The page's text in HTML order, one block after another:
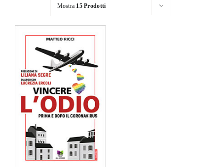
Le Collane
Catalogo
Mostra 15 Prodotti